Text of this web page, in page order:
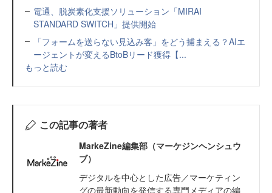
電通、脱炭素化支援ソリューション「MIRAI
STANDARD SWITCH」提供開始
「フォームを送らない見込み客」をどう捕まえる？AIエ
ージェントが変えるBtoBリード獲得【...
もっと読む
この記事の著者
MarkeZine編集部（マーケジンヘンシュウ
ブ）
デジタルを中心とした広告／マーケティン
グの最新動向を発信する専門メディアの編